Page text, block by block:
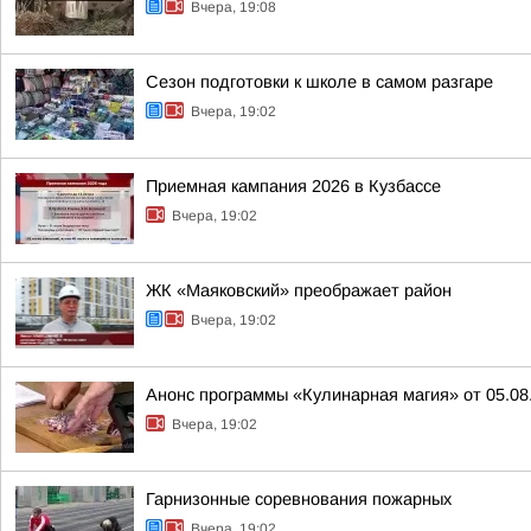
Вчера, 19:08
Сезон подготовки к школе в самом разгаре
Вчера, 19:02
Приемная кампания 2026 в Кузбассе
Вчера, 19:02
ЖК «Маяковский» преображает район
Вчера, 19:02
Анонс программы «Кулинарная магия» от
Вчера, 19:02
Гарнизонные соревнования пожарных